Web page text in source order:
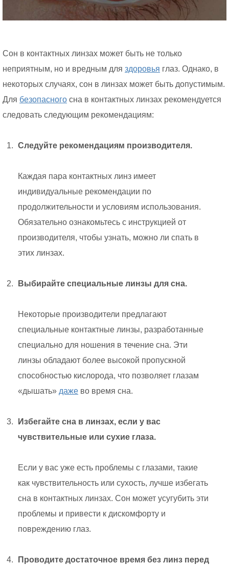
Сон в контактных линзах может быть не только
неприятным, но и вредным для здоровья глаз. Однако, в
некоторых случаях, сон в линзах может быть допустимым.
Для безопасного сна в контактных линзах рекомендуется
следовать следующим рекомендациям:
Следуйте рекомендациям производителя.
Каждая пара контактных линз имеет
индивидуальные рекомендации по
продолжительности и условиям использования.
Обязательно ознакомьтесь с инструкцией от
производителя, чтобы узнать, можно ли спать в
этих линзах.
Выбирайте специальные линзы для сна.
Некоторые производители предлагают
специальные контактные линзы, разработанные
специально для ношения в течение сна. Эти
линзы обладают более высокой пропускной
способностью кислорода, что позволяет глазам
«дышать» даже во время сна.
Избегайте сна в линзах, если у вас
чувствительные или сухие глаза.
Если у вас уже есть проблемы с глазами, такие
как чувствительность или сухость, лучше избегать
сна в контактных линзах. Сон может усугубить эти
проблемы и привести к дискомфорту и
повреждению глаз.
Проводите достаточное время без линз перед